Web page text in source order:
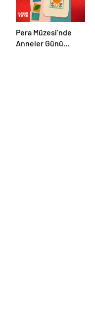
Pera Müzesi’nde
Anneler Günü